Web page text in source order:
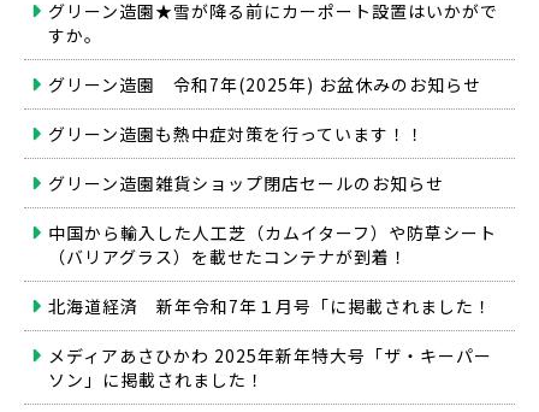
グリーン造園★雪が降る前にカーポート設置はいかがで
すか。
グリーン造園 令和7年(2025年) お盆休みのお知らせ
グリーン造園も熱中症対策を行っています！！
グリーン造園雑貨ショップ閉店セールのお知らせ
中国から輸入した人工芝（カムイターフ）や防草シート
（バリアグラス）を載せたコンテナが到着！
北海道経済 新年令和7年１月号「に掲載されました！
メディアあさひかわ 2025年新年特大号「ザ・キーパー
ソン」に掲載されました！